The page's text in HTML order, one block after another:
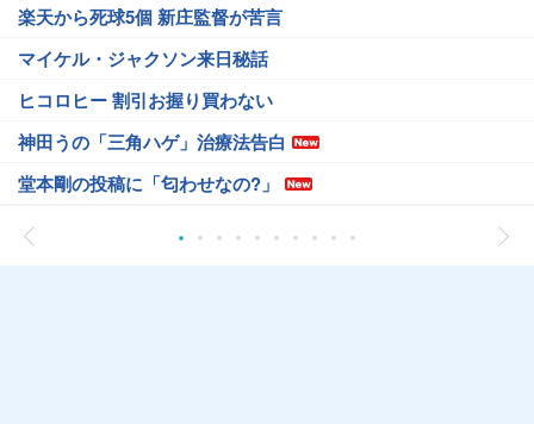
楽天から死球5個 新庄監督が苦言
マイケル・ジャクソン来日秘話
ヒコロヒー 割引お握り買わない
神田うの「三角ハゲ」治療法告白
堂本剛の投稿に「匂わせなの?」